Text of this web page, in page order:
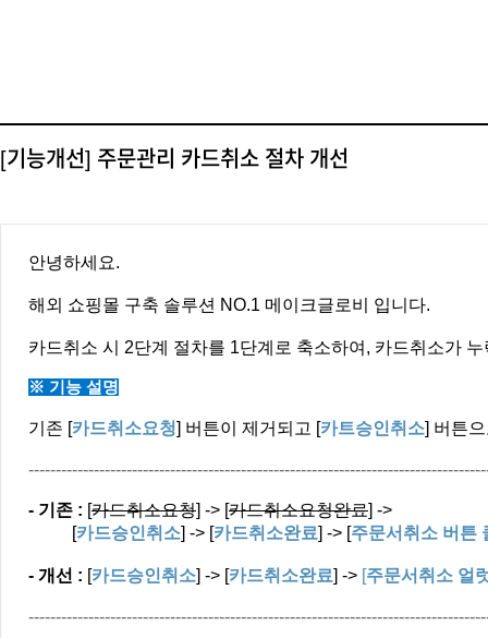
[기능개선] 주문관리 카드취소 절차 개선
안녕하세요.
해외 쇼핑몰 구축 솔루션 NO.1 메이크글로비 입니다.
카드취소 시 2단계 절차를 1단계로 축소하여, 카드취소가
※ 기능 설명
기존 [카드취소요청] 버튼이 제거되고 [카트승인취소] 버튼
- 기존 : [카드취소요청] -> [카드취소요청완료] ->
[카드승인취소] -> [카드취소완료] -> [주문서취소 버튼
- 개선 : [카드승인취소] -> [카드취소완료] -> [주문서취소 얼